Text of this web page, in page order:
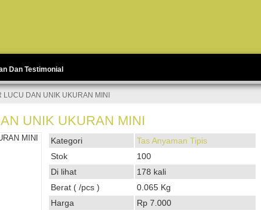
Dan Testimonial
LUCU DAN UNIK UKURAN MINI
UNIK UKURAN MINI
Kategori
Tas Anyaman Tipis
Stok
100
Di lihat
178 kali
Berat ( /pcs )
0.065 Kg
Harga
Rp 7.000